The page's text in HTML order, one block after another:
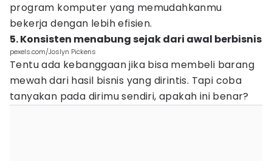
program komputer yang memudahkanmu
bekerja dengan lebih efisien.
5. Konsisten menabung sejak dari awal berbisnis
pexels.com/Joslyn Pickens
Tentu ada kebanggaan jika bisa membeli barang
mewah dari hasil bisnis yang dirintis. Tapi coba
tanyakan pada dirimu sendiri, apakah ini benar?